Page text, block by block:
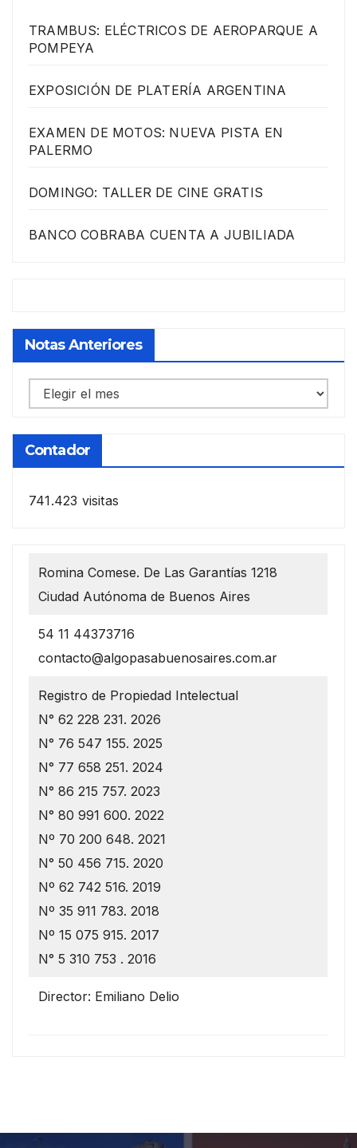
TRAMBUS: ELÉCTRICOS DE AEROPARQUE A
POMPEYA
EXPOSICIÓN DE PLATERÍA ARGENTINA
EXAMEN DE MOTOS: NUEVA PISTA EN
PALERMO
DOMINGO: TALLER DE CINE GRATIS
BANCO COBRABA CUENTA A JUBILIADA
Notas Anteriores
Notas
anteriores
Contador
741.423 visitas
Romina Comese. De Las Garantías 1218
Ciudad Autónoma de Buenos Aires
54 11 44373716
contacto@algopasabuenosaires.com.ar
Registro de Propiedad Intelectual
N° 62 228 231. 2026
N° 76 547 155. 2025
N° 77 658 251. 2024
N° 86 215 757. 2023
N° 80 991 600. 2022
Nº 70 200 648. 2021
N° 50 456 715. 2020
Nº 62 742 516. 2019
Nº 35 911 783. 2018
Nº 15 075 915. 2017
N° 5 310 753 . 2016
Director: Emiliano Delio